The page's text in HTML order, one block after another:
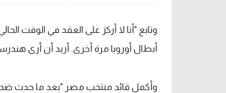
وتابع "أنا لا أركز على العقد في الوقت
أبطال أوروبا مرة أخرى. أريد أن أرى
وأكمل قائد منتخب مصر "بعد ما حدث ضد